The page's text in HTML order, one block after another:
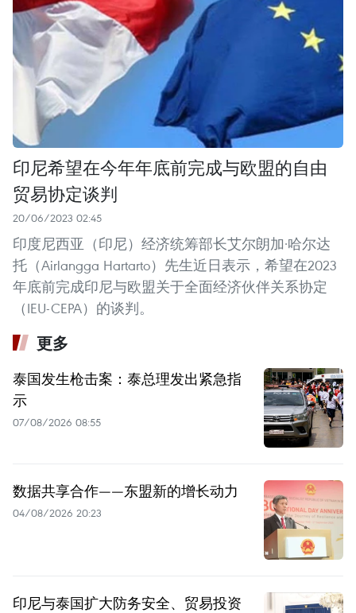
印尼希望在今年年底前完成与欧盟的自由
贸易协定谈判
20/06/2023 02:45
印度尼西亚（印尼）经济统筹部长艾尔朗加·哈尔达
托（Airlangga Hartarto）先生近日表示，希望在2023
年底前完成印尼与欧盟关于全面经济伙伴关系协定
（IEU-CEPA）的谈判。
更多
泰国发生枪击案：泰总理发出紧急指
示
07/08/2026 08:55
数据共享合作——东盟新的增长动力
04/08/2026 20:23
印尼与泰国扩大防务安全、贸易投资